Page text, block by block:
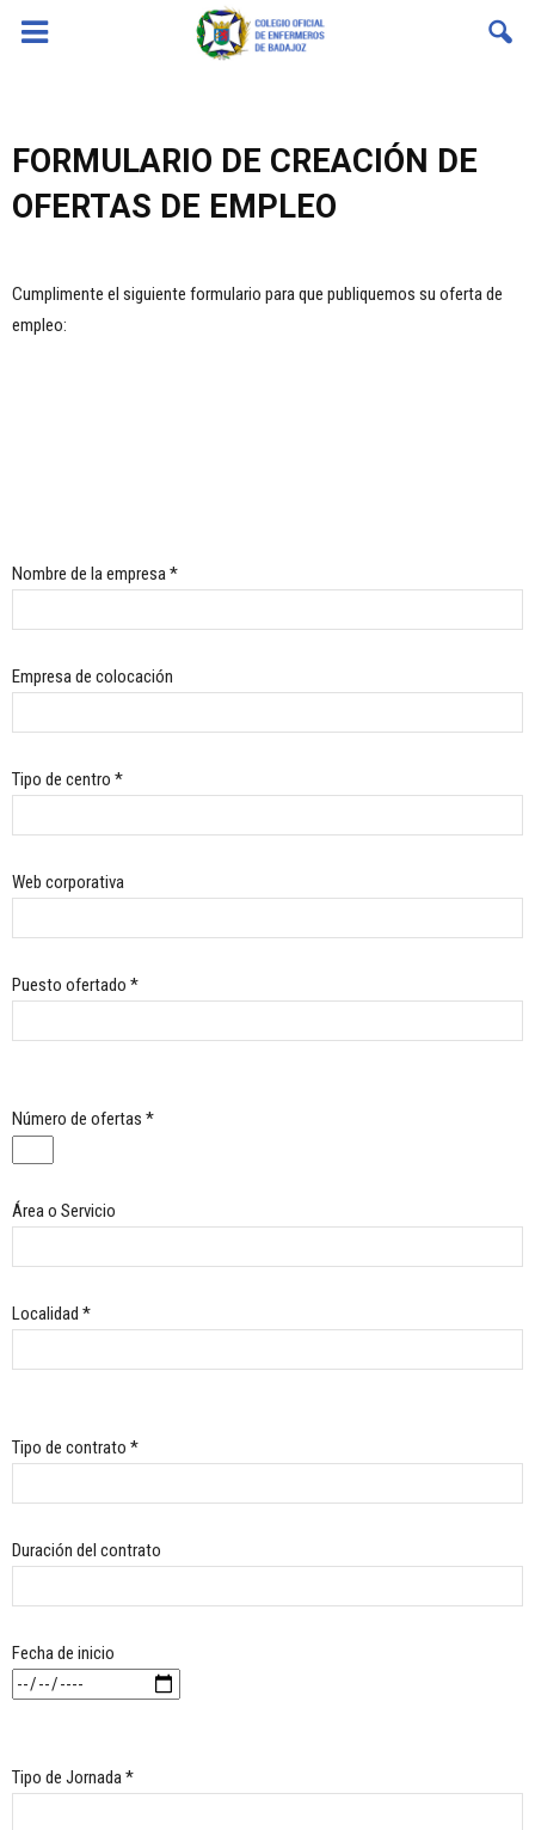
Coenfeba
FORMULARIO DE CREACIÓN DE
OFERTAS DE EMPLEO
Cumplimente el siguiente formulario para que publiquemos su oferta de
empleo:
Nombre de la empresa *
Empresa de colocación
Tipo de centro *
Web corporativa
Puesto ofertado *
Número de ofertas *
Área o Servicio
Localidad *
Tipo de contrato *
Duración del contrato
Fecha de inicio
Tipo de Jornada *